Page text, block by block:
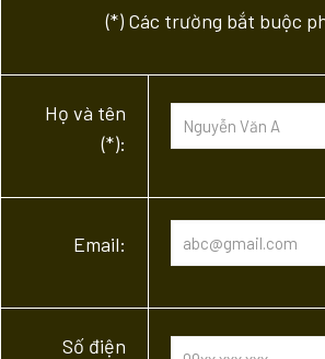
(*) Các trường bắt buộc
Họ và tên
(*):
Email:
Số điện